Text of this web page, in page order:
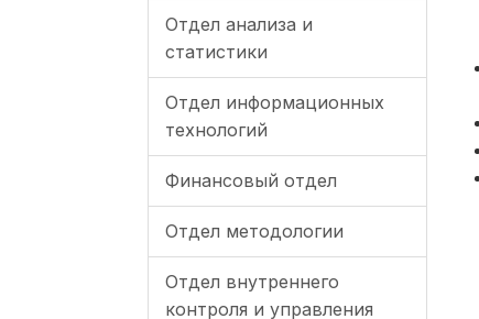
Отдел анализа и
статистики
Отдел информационных
технологий
Финансовый отдел
Отдел методологии
Отдел внутреннего
контроля и управления